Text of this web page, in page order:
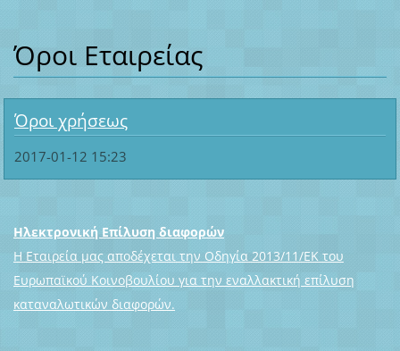
Όροι Εταιρείας
Όροι χρήσεως
2017-01-12 15:23
Ηλεκτρονική Επίλυση διαφορών
Η Εταιρεία μας αποδέχεται την Οδηγία 2013/11/ΕΚ του
Ευρωπαϊκού Κοινοβουλίου για την εναλλακτική επίλυση
καταναλωτικών διαφορών.